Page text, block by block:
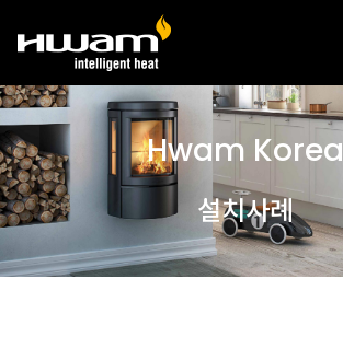
Hwam Korea
설치사례